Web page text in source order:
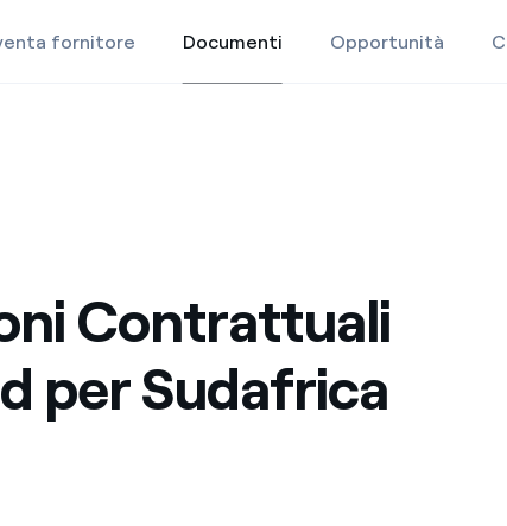
fornitore Documenti
Documenti Opportunità
Contrattuali
per Sudafrica